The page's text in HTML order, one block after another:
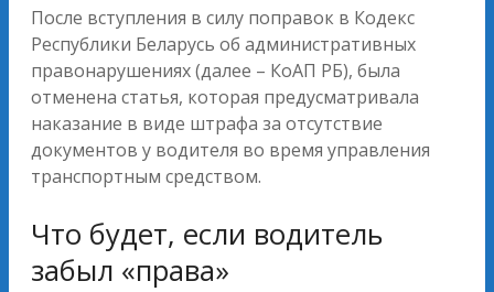
После вступления в силу поправок в Кодекс
Республики Беларусь об административных
правонарушениях (далее – КоАП РБ), была
отменена статья, которая предусматривала
наказание в виде штрафа за отсутствие
документов у водителя во время управления
транспортным средством.
Что будет, если водитель
забыл «права»